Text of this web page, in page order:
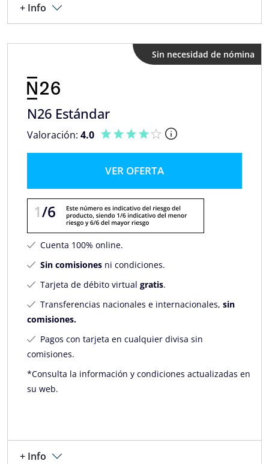
+ Info
Sin necesidad de nómina
N26 Estándar
Valoración: 4.0
VER OFERTA
Cuenta 100% online.
Sin comisionesni condiciones.
Tarjeta de débito virtual gratis.
Transferencias nacionales e internacionales, sin
comisiones.
Pagos con tarjeta en cualquier divisa sin
comisiones.
*Consulta la información y condiciones actualizadas en
su web.
+ Info